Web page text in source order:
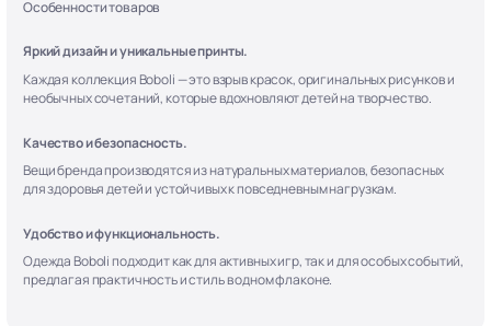
Особенности товаров
Яркий дизайн и уникальные принты.
Каждая коллекция Boboli — это взрыв красок, оригинальных рисунков и
необычных сочетаний, которые вдохновляют детей на творчество.
Качество и безопасность.
Вещи бренда производятся из натуральных материалов, безопасных
для здоровья детей и устойчивых к повседневным нагрузкам.
Удобство и функциональность.
Одежда Boboli подходит как для активных игр, так и для особых событий,
предлагая практичность и стиль в одном флаконе.